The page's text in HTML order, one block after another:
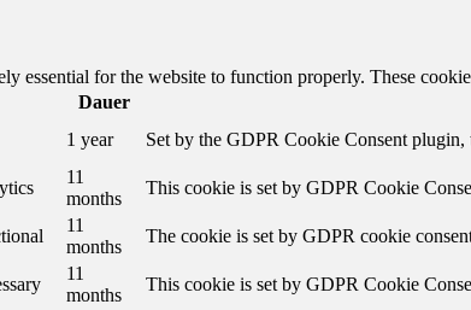
essential for the website to function properly. These
Dauer
1 year Set by the GDPR Cookie Consent
11
months
This cookie is set by GDPR Cookie
11
months
The cookie is set by GDPR cookie
11
months
This cookie is set by GDPR Cookie